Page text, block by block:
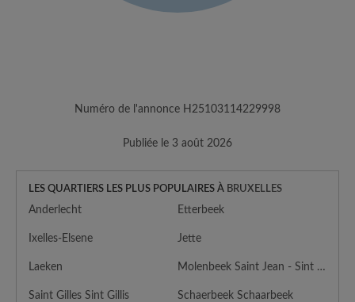
Numéro de l'annonce H25103114229998
Publiée le 3 août 2026
LES QUARTIERS LES PLUS POPULAIRES À BRUXELLES
Anderlecht Etterbeek
Ixelles-Elsene Jette
Laeken Molenbeek Saint Jean - Sint Jans Molenbeek
Saint Gilles Sint Gillis Schaerbeek Schaarbeek